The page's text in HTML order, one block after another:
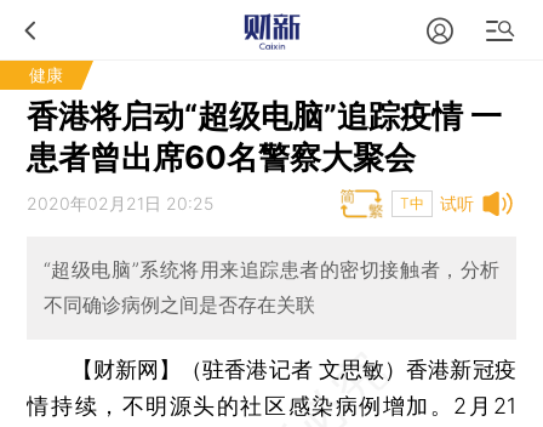
健康
香港将启动“超级电脑”追踪疫情 一
患者曾出席60名警察大聚会
试听
2020年02月21日 20:25 T中
“超级电脑”系统将用来追踪患者的密切接触者，分析
不同确诊病例之间是否存在关联
【财新网】（驻香港记者 文思敏）香港新冠疫
情持续，不明源头的社区感染病例增加。2月21